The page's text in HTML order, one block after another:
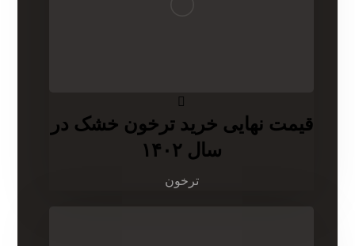
قیمت نهایی خرید ترخون خشک در
سال ۱۴۰۲
ترخون